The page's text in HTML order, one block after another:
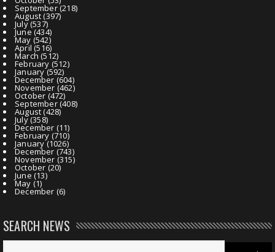
September(218)
August(397)
July(537)
June(434)
May (542)
April (516)
March (512)
February (512)
January(592)
December (604)
November (462)
October (472)
September(408)
August(428)
July(358)
December (11)
February (710)
January(1026)
December (743)
November (315)
October (20)
June (13)
May (1)
December (6)
SEARCH NEWS